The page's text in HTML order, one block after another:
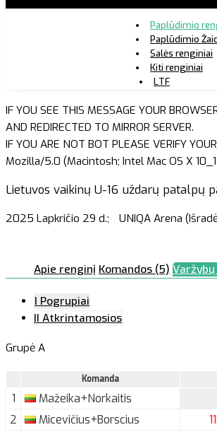
Paplūdimio
Paplūdimio
Salės renginiai
Kiti renginiai
LTF
IF YOU SEE THIS MESSAGE YOUR
AND REDIRECTED TO MIRROR SERVER.
IF YOU ARE NOT BOT PLEASE VERIFY
Mozilla/5.0 (Macintosh; Intel Mac OS X
Lietuvos vaikinų U-16 uždarų patalpų
2025 Lapkričio 29 d.; UNIQA Arena
Apie renginį Komandos (5)
I Pogrupiai
II Atkrintamosios
Grupė A
Komanda
1 Mažeika+Norkaitis
2
Micevičius+Borscius